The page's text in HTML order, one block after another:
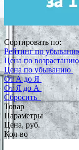
Сортировать по:
Рейтинг по
Цена по возрастанию
Цена по убыванию
От А до Я
От Я до А
Сбросить
Товар
Параметры
Цена, руб.
Кол-во